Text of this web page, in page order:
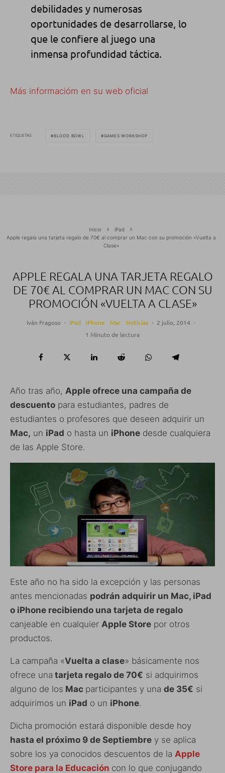
debilidades y numerosas
oportunidades de desarrollarse, lo
que le confiere al juego una
inmensa profundidad táctica.
Más informacióm en su web oficial
ETIQUETAS BLOOD BOWL GAMES WORKSHOP
Inicio
iPad
Apple regala una tarjeta regalo de 70€ al comprar un Mac con su promoción «Vuelta a
Clase»
APPLE REGALA UNA TARJETA REGALO
DE 70€ AL COMPRAR UN MAC CON SU
PROMOCIÓN «VUELTA A CLASE»
Iván Fragoso · iPad iPhone Mac Noticias · 2 julio, 2014 ·
1 Minuto de lectura
Año tras año, Apple ofrece una campaña de
descuento para estudiantes, padres de
estudiantes o profesores que deseen adquirir un
Mac, un iPad o hasta un iPhone desde cualquiera
de las Apple Store.
Este año no ha sido la excepción y las personas
antes mencionadas podrán adquirir un Mac, iPad
o iPhone recibiendo una tarjeta de regalo
canjeable en cualquier Apple Store por otros
productos.
La campaña «Vuelta a clase» básicamente nos
ofrece una tarjeta regalo de 70€ si adquirimos
alguno de los Mac participantes y una de 35€ si
adquirimos un iPad o un iPhone.
Dicha promoción estará disponible desde hoy
hasta el próximo 9 de Septiembre y se aplica
sobre los ya conocidos descuentos de la Apple
Store para la Educación con lo que conjugando